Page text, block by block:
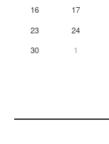
16
17
23
24
30
1